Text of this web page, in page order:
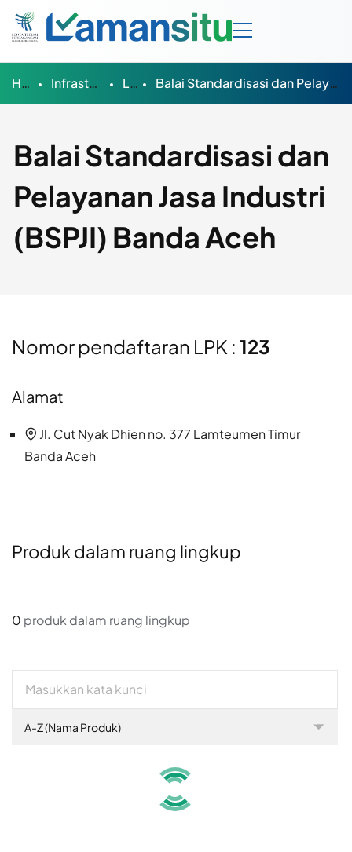
Home Infrastruktur Mutu LPK Balai Standardisasi dan Pelayanan Jasa Industri (BSPJI) Banda Aceh
Balai Standardisasi dan
Pelayanan Jasa Industri
(BSPJI) Banda Aceh
Nomor pendaftaran LPK : 123
Alamat
Jl. Cut Nyak Dhien no. 377 Lamteumen Timur
Banda Aceh
Produk dalam ruang lingkup
0 produk dalam ruang lingkup
A-Z (Nama Produk)